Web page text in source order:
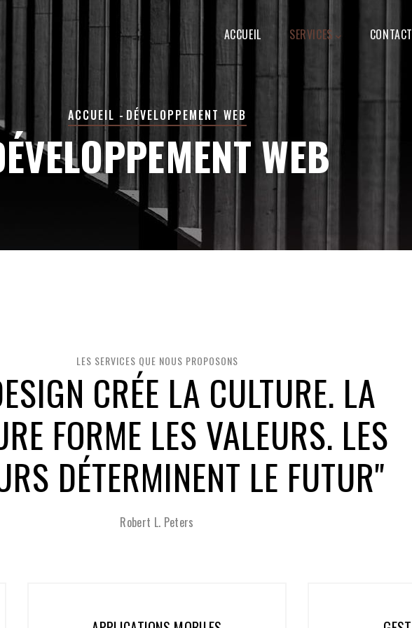
NAVIGATION
ACCUEIL SERVICES CONTACT
FIL
D'ARIANE
ACCUEIL - DÉVELOPPEMENT WEB
WEB
LES SERVICES QUE NOUS PROPOSONS
CRÉE LA CULTURE. LA
FORME LES VALEURS. LES
DÉTERMINENT LE FUTUR"
Robert L. Peters